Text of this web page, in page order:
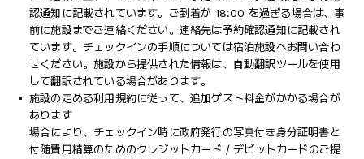
認通知に記載されています。ご到着が 18:00 を過ぎる場合は、事
前に施設までご連絡ください。連絡先は予約確認通知に記載され
ています。チェックインの手順については宿泊施設へお問い合わ
せください。施設から提供された情報は、自動翻訳ツールを使用
して翻訳されている場合があります。
施設の定める利用規約に従って、追加ゲスト料金がかかる場合が
あります
場合により、チェックイン時に政府発行の写真付き身分証明書と
付随費用精算のためのクレジットカード / デビットカードのご提